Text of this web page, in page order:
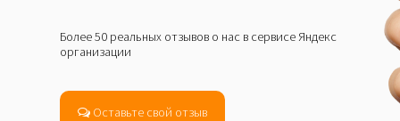
Более 50 реальных отзывов о нас в сервисе Яндекс
организации
Оставьте свой отзыв